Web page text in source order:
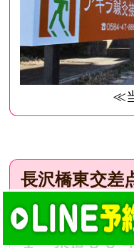
≪
長沢橋東交差
しの方へ
１ 県道５０